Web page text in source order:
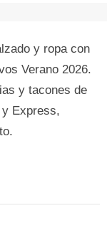
y ropa con
Verano 2026.
y tacones de
Express,